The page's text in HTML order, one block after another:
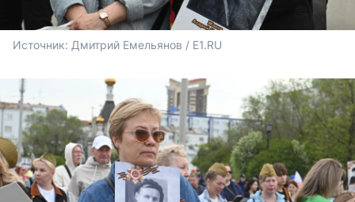
Источник: Дмитрий Емельянов / E1.RU